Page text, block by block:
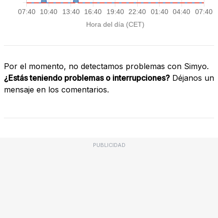
Por el momento, no detectamos problemas con Simyo.
¿Estás teniendo problemas o interrupciones? Déjanos un
mensaje en los comentarios.
PUBLICIDAD